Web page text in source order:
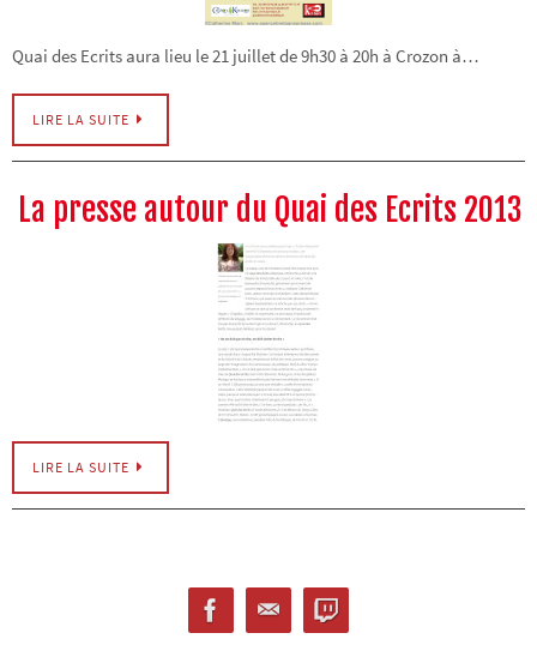
Quai des Ecrits aura lieu le 21 juillet de 9h30 à 20h à Crozon à…
LIRE LA SUITE
La presse autour du Quai des Ecrits 2013
LIRE LA SUITE